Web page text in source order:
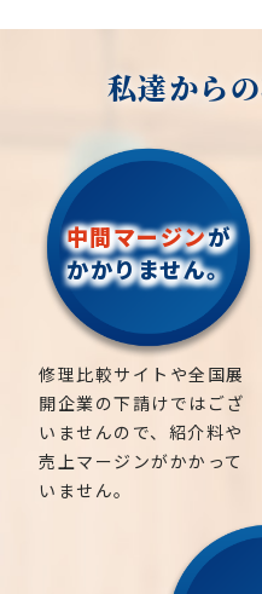
私達から
中間マージンが
かかりません。
修理比較サイトや全国展
開企業の下請けではござ
いませんので、紹介料や
売上マージンがかかって
いません。